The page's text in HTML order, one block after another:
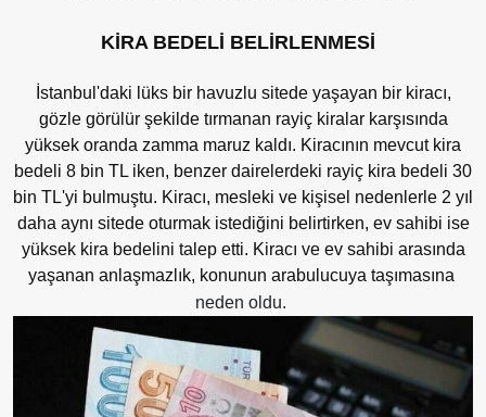
KİRA BEDELİ BELİRLENMESİ
İstanbul'daki lüks bir havuzlu sitede yaşayan bir kiracı,
gözle görülür şekilde tırmanan rayiç kiralar karşısında
yüksek oranda zamma maruz kaldı. Kiracının mevcut kira
bedeli 8 bin TL iken, benzer dairelerdeki rayiç kira bedeli 30
bin TL'yi bulmuştu. Kiracı, mesleki ve kişisel nedenlerle 2 yıl
daha aynı sitede oturmak istediğini belirtirken, ev sahibi ise
yüksek kira bedelini talep etti. Kiracı ve ev sahibi arasında
yaşanan anlaşmazlık, konunun arabulucuya taşımasına
neden oldu.